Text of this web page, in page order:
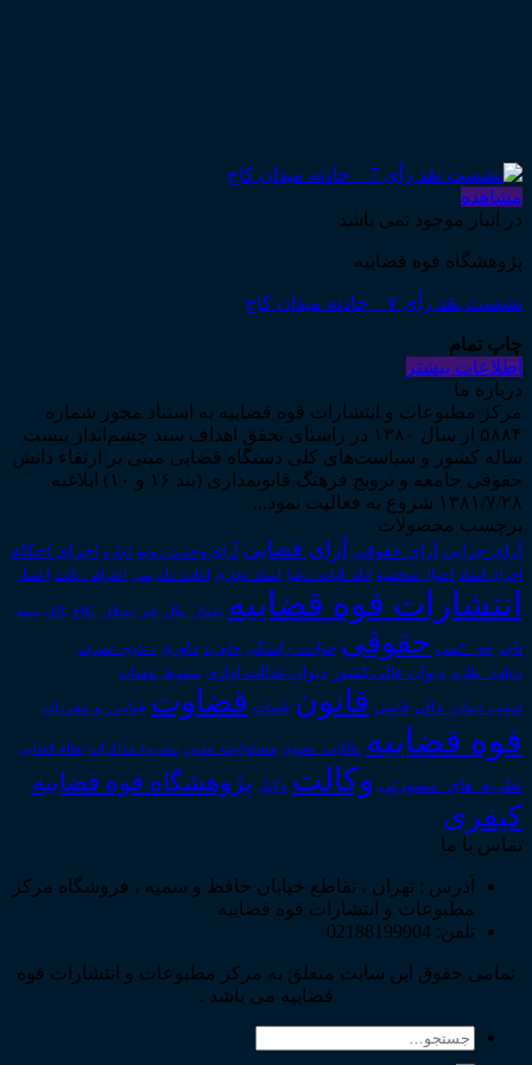
مشاهده
در انبار موجود نمی باشد
پژوهشگاه قوه قضاییه
نشست نقد رأی ۷ _ حادثه میدان کاج
چاپ تمام
اطلاعات بیشتر
درباره ما
مرکز مطبوعات و انتشارات قوه قضاییه به استناد مجوز شماره
۵۸۸۴ از سال ۱۳۸۰ در راستای تحقق اهداف سند چشم‌انداز بیست
ساله کشور و سیاست‌های کلی دستگاه قضایی مبنی بر ارتقاء دانش
حقوقی جامعه و ترویج فرهنگ قانونمداری (بند ۱۶ و ۱۰) ابلاغیه
۱۳۸۱/۷/۲۸ شروع به فعالیت نمود...
برچسب محصولات
آرای جزایی آرای حقوقی آرای قضایی آرای وحدت رویه اجاره اجرای احکام
اجرای اسناد احوال شخصیه ادله_اثبات_دعوا اسناد_تجاری اعاده_دادرسی اعتراض_ثالث اعسار
انتشارات قوه قضاییه انتقال_مال_غیر انحلال_نکاح بانک بیمه
تاجر حق_کسب حقوقی حوادث_رانندگی خلع_ید داوری دعاوی_تصرف
دعاوی_طاری دیوان عالی کشور دیوان عدالت اداری سقوط_تعهدات
شعب_دیوان_عالی قاضی قانون قضات قضاوت قوانین_و_مقررات
قوه قضاییه مالکیت_معنوی مسئولیت_مدنی مشروح مذاکرات نظام قضایی
نظریه_های_مشورتی وکالت وکیل پژوهشگاه قوه قضاییه
کیفری
تماس با ما
آدرس : تهران ، تقاطع خیابان حافظ و سمیه ، فروشگاه مرکز
مطبوعات و انتشارات قوه قضاییه
تلفن: 02188199904
تمامی حقوق این سایت متعلق به مرکز مطبوعات و انتشارات قوه
قضاییه می باشد .
جستجو